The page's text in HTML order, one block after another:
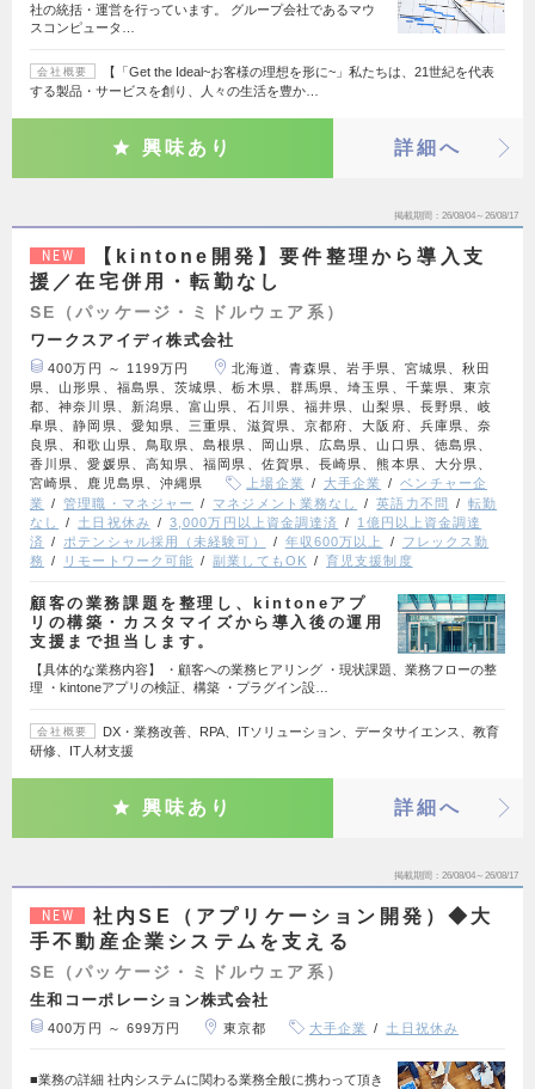
社の統括・運営を行っています。 グループ会社であるマウ
スコンピュータ…
会社概要
【「Get the Ideal~お客様の理想を形に~」私たちは、21世紀を代表
する製品・サービスを創り、人々の生活を豊か…
興味あり 詳細へ
掲載期間 26/08/04～26/08/17
NEW
【kintone開発】要件整理から導入支
援／在宅併用・転勤なし
SE（パッケージ・ミドルウェア系）
ワークスアイディ株式会社
400万円 ～ 1199万円
北海道、青森県、岩手県、宮城県、秋田
県、山形県、福島県、茨城県、栃木県、群馬県、埼玉県、千葉県、東京
都、神奈川県、新潟県、富山県、石川県、福井県、山梨県、長野県、岐
阜県、静岡県、愛知県、三重県、滋賀県、京都府、大阪府、兵庫県、奈
良県、和歌山県、鳥取県、島根県、岡山県、広島県、山口県、徳島県、
香川県、愛媛県、高知県、福岡県、佐賀県、長崎県、熊本県、大分県、
宮崎県、鹿児島県、沖縄県
上場企業 大手企業
ベンチャー企
業
管理職・マネジャー マネジメント業務なし 英語力不問
転勤
なし
土日祝休み 3,000万円以上資金調達済
1億円以上資金調達
済
ポテンシャル採用（未経験可） 年収600万以上
フレックス勤
務
リモートワーク可能 副業してもOK 育児支援制度
顧客の業務課題を整理し、kintoneアプ
リの構築・カスタマイズから導入後の運用
支援まで担当します。
【具体的な業務内容】 ・顧客への業務ヒアリング ・現状課題、業務フローの整
理 ・kintoneアプリの検証、構築 ・プラグイン設…
会社概要
DX・業務改善、RPA、ITソリューション、データサイエンス、教育
研修、IT人材支援
興味あり 詳細へ
掲載期間 26/08/04～26/08/17
NEW
社内SE（アプリケーション開発）◆大
手不動産企業システムを支える
SE（パッケージ・ミドルウェア系）
生和コーポレーション株式会社
400万円 ～ 699万円 東京都 大手企業 土日祝休み
■業務の詳細 社内システムに関わる業務全般に携わって頂き